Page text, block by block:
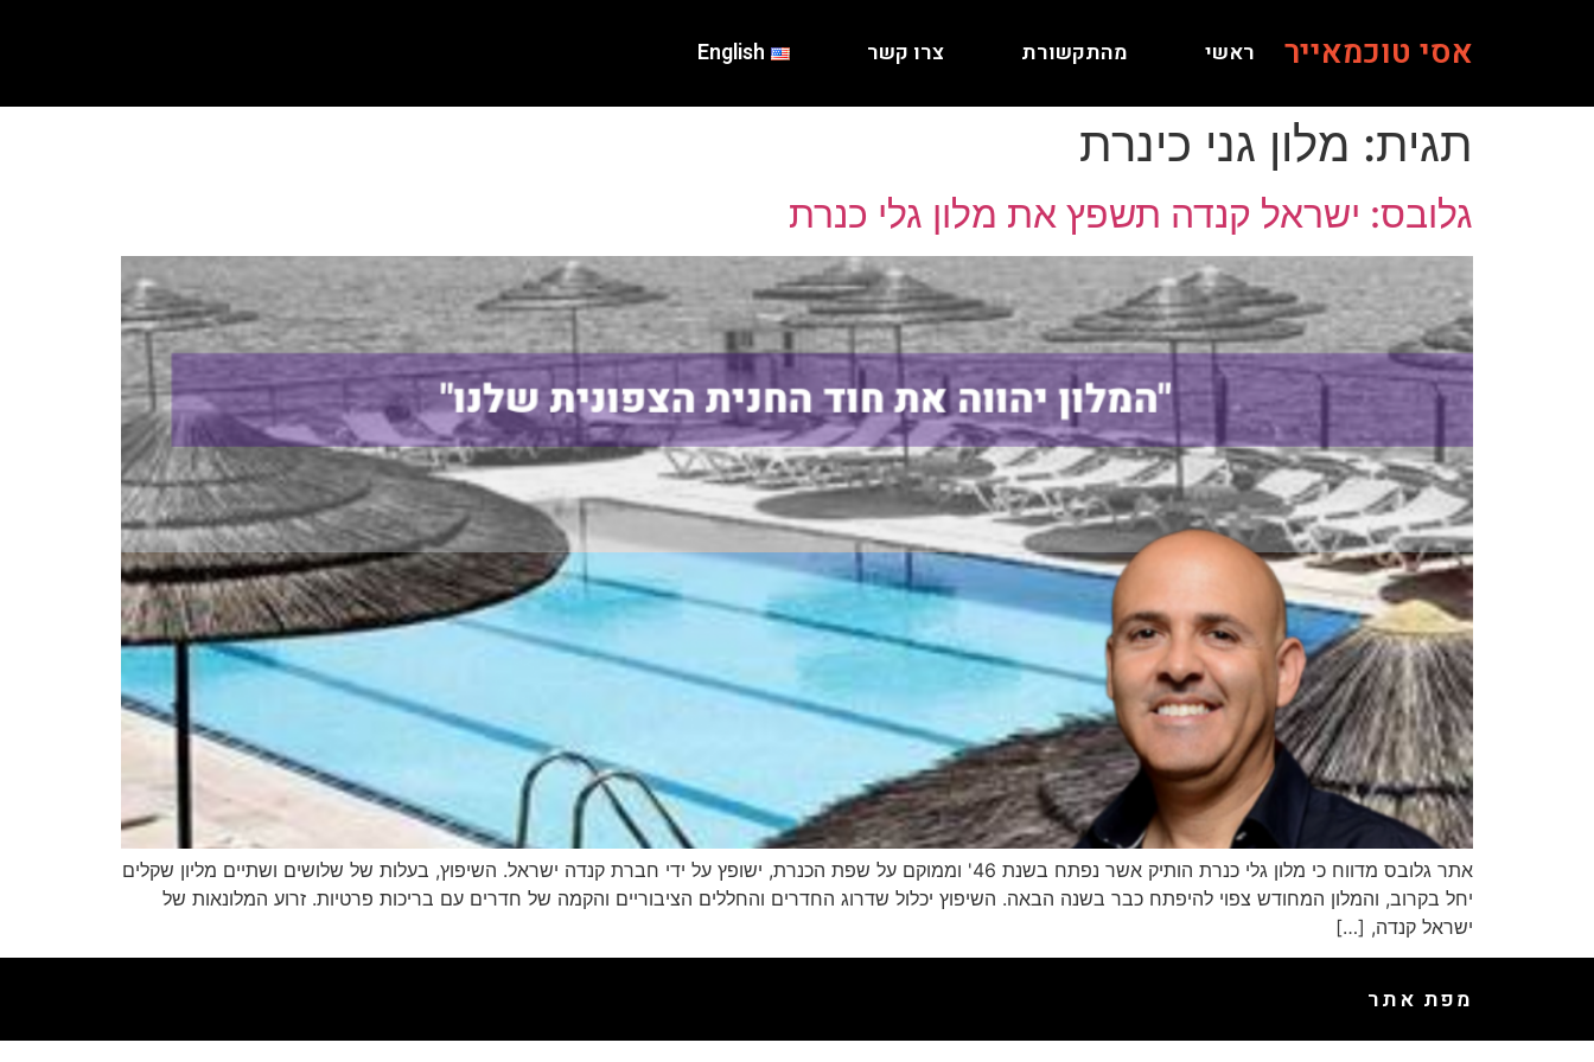
אסי טוכמאייר ראשי מהתקשורת צרו קשר English
תגית: מלון גני כינרת
גלובס: ישראל קנדה תשפץ את מלון גלי כנרת
אתר גלובס מדווח כי מלון גלי כנרת הותיק אשר נפתח בשנת 46' וממוקם על שפת הכנרת, ישופץ על ידי חברת קנדה ישראל. השיפוץ, בעלות של שלושים ושתיים מליון שקלים
יחל בקרוב, והמלון המחודש צפוי להיפתח כבר בשנה הבאה. השיפוץ יכלול שדרוג החדרים והחללים הציבוריים והקמה של חדרים עם בריכות פרטיות. זרוע המלונאות של
ישראל קנדה, […]
מפת אתר